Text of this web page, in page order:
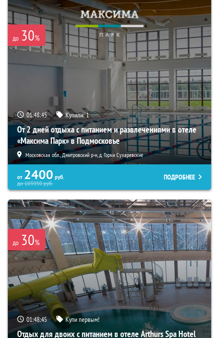
до 30%
01:48:44 Купили:1
От 2 дней отдыха с питанием и развлечениями в отеле
«Максима Парк» в Подмосковье
Московская обл., Дмитровский р-н, д. Горки Сухаревские
от 2400 руб.
до103950руб.
ПОДРОБНЕЕ
до 30%
01:48:44 Купи первым!
Отдых для двоих с питанием в отеле Arthurs Spa Hotel